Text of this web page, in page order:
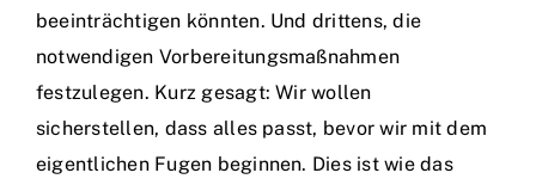
beeinträchtigen könnten. Und drittens, die
notwendigen Vorbereitungsmaßnahmen
festzulegen. Kurz gesagt: Wir wollen
sicherstellen, dass alles passt, bevor wir mit dem
eigentlichen Fugen beginnen. Dies ist wie das